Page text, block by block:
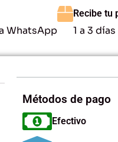
WhatsApp
Recibe tu
1 a 3
Métodos de pago
Efectivo